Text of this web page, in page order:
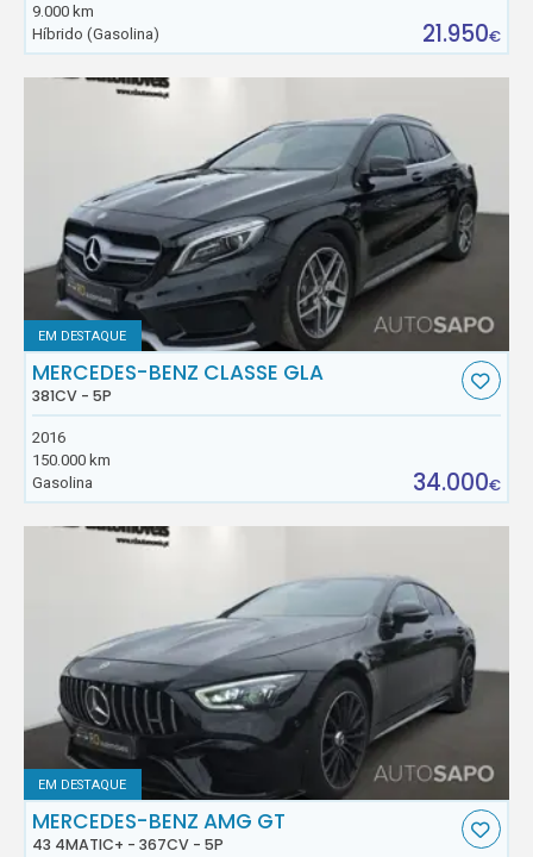
9.000 km
Híbrido (Gasolina)
21.950€
EM DESTAQUE
MERCEDES-BENZ CLASSE GLA
381CV - 5P
2016
150.000 km
Gasolina
34.000€
EM DESTAQUE
MERCEDES-BENZ AMG GT
43 4MATIC+ - 367CV - 5P